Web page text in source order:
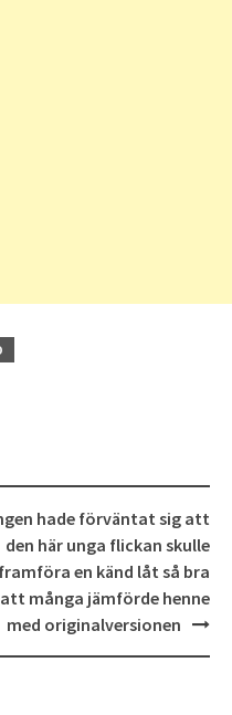
hade förväntat sig att
den här unga flickan skulle
framföra en känd låt så bra
att många jämförde henne
med originalversionen